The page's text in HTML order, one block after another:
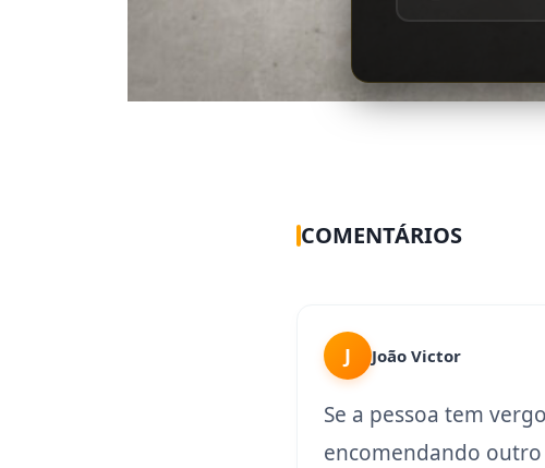
COMENTÁRIOS
J João Victor
Se a pessoa tem
encomendando